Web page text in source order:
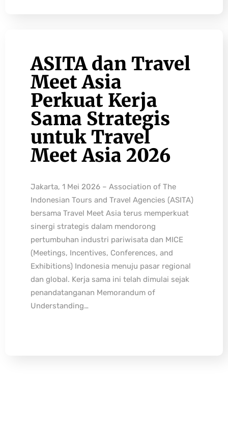
ASITA dan Travel
Meet Asia
Perkuat Kerja
Sama Strategis
untuk Travel
Meet Asia 2026
Jakarta, 1 Mei 2026 – Association of The
Indonesian Tours and Travel Agencies (ASITA)
bersama Travel Meet Asia terus memperkuat
sinergi strategis dalam mendorong
pertumbuhan industri pariwisata dan MICE
(Meetings, Incentives, Conferences, and
Exhibitions) Indonesia menuju pasar regional
dan global. Kerja sama ini telah dimulai sejak
penandatanganan Memorandum of
Understanding…